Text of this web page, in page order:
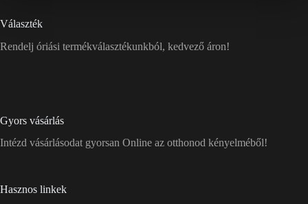
Választék
Rendelj óriási termékválasztékunkból, kedvező áron!
Gyors vásárlás
Intézd vásárlásodat gyorsan Online az otthonod kényelméből!
Hasznos linkek